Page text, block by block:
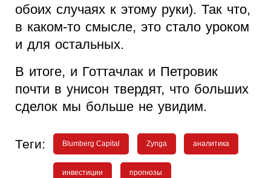
обоих случаях к этому руки). Так что,
в каком-то смысле, это стало уроком
и для остальных.
В итоге, и Готтачлак и Петровик
почти в унисон твердят, что больших
сделок мы больше не увидим.
Теги: Blumberg Capital Zynga аналитика
инвестиции прогнозы